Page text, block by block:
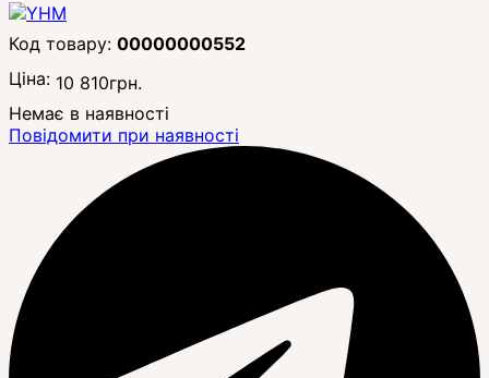
00000000552
Ціна: 10 810грн.
Немає в наявності
Повідомити при наявності